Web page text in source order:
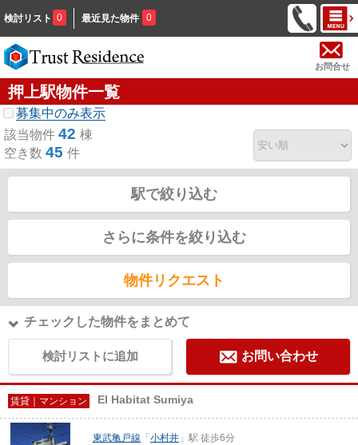
検討リスト 0 最近見た物件 0
お問合せ
押上駅物件一覧
募集中のみ表示
該当物件 42 棟
空き数 45 件
駅で絞り込む
さらに条件を絞り込む
物件リクエスト
チェックした物件をまとめて
検討リストに追加 お問い合わせ
賃貸｜マンション El Habitat Sumiya
東武亀戸線 「 小村井 」駅 徒歩6分